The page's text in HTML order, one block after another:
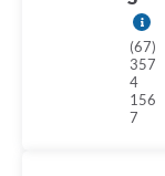
(67)
357
4
156
7